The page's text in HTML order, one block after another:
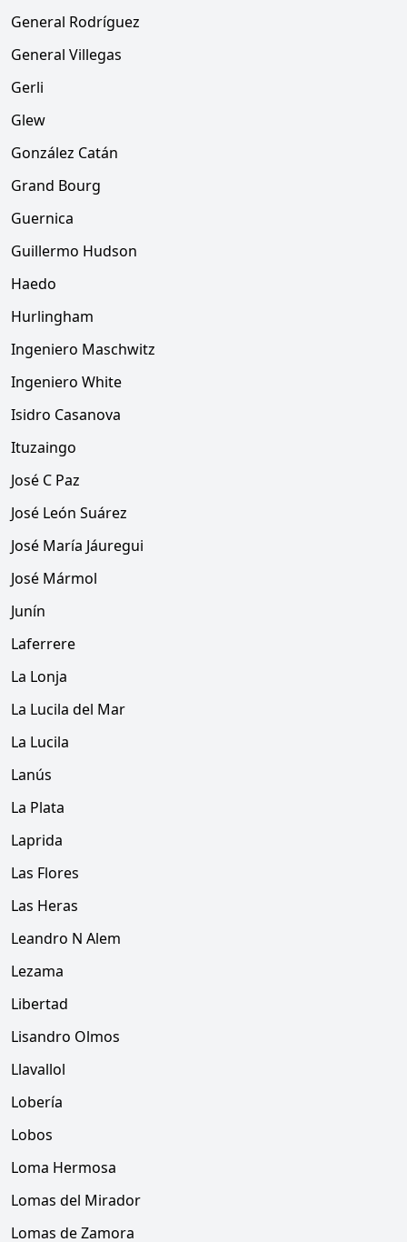
General Rodríguez
General Villegas
Gerli
Glew
González Catán
Grand Bourg
Guernica
Guillermo Hudson
Haedo
Hurlingham
Ingeniero Maschwitz
Ingeniero White
Isidro Casanova
Ituzaingo
José C Paz
José León Suárez
José María Jáuregui
José Mármol
Junín
Laferrere
La Lonja
La Lucila del Mar
La Lucila
Lanús
La Plata
Laprida
Las Flores
Las Heras
Leandro N Alem
Lezama
Libertad
Lisandro Olmos
Llavallol
Lobería
Lobos
Loma Hermosa
Lomas del Mirador
Lomas de Zamora